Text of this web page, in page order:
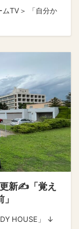
ムTV＞ 「自分か
更新✍️「覚え
HOUSE」 ↓